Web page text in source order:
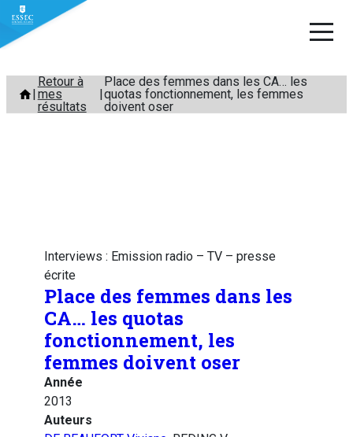
Aller
contenu
Retour à
mes
résultats
Place des femmes dans les CA… les
quotas fonctionnement, les femmes
doivent oser
Interviews : Emission radio – TV – presse
écrite
Place des femmes dans les
CA… les quotas
fonctionnement, les
femmes doivent oser
Année
2013
Auteurs